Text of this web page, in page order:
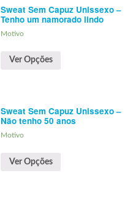
Sweat Sem Capuz Unissexo –
Tenho um namorado lindo
Motivo
Ver Opções
Sweat Sem Capuz Unissexo –
Não tenho 50 anos
Motivo
Ver Opções